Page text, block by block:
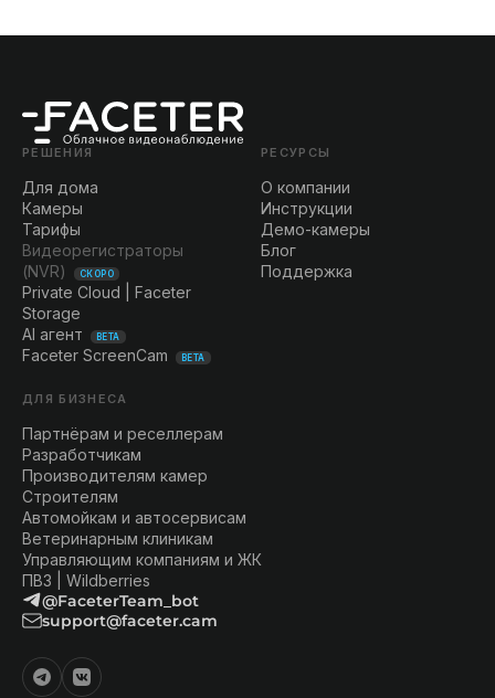
РЕШЕНИЯ
Для дома
Камеры
Тарифы
Видеорегистраторы
(NVR)
СКОРО
Private Cloud | Faceter
Storage
AI агент
BETA
Faceter ScreenCam BETA
РЕСУРСЫ
О компании
Инструкции
Демо-камеры
Блог
Поддержка
ДЛЯ БИЗНЕСА
Партнёрам и реселлерам
Разработчикам
Производителям камер
Строителям
Автомойкам и автосервисам
Ветеринарным клиникам
Управляющим компаниям и ЖК
ПВЗ | Wildberries
@FaceterTeam_bot
support@faceter.cam